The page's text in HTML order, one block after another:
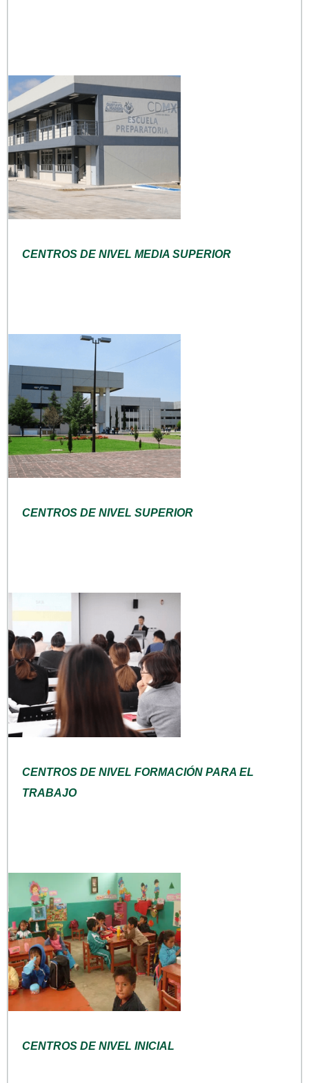
CENTROS DE NIVEL MEDIA SUPERIOR
CENTROS DE NIVEL SUPERIOR
CENTROS DE NIVEL FORMACIÓN PARA EL
TRABAJO
CENTROS DE NIVEL INICIAL